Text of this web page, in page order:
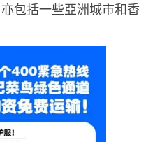
包括一些亞洲城市和香